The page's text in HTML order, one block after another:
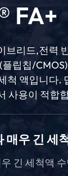
FA+
브리드,전력
립칩/
척 액입니다.
사용이 적합
매우 긴 세
긴 세척액